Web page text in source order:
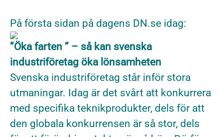
På första sidan på dagens DN.se idag:
”Öka farten ” – så kan svenska
industriföretag öka lönsamheten
Svenska industriföretag står inför stora
utmaningar. Idag är det svårt att konkurrera
med specifika teknikprodukter, dels för att
den globala konkurrensen är så stor, dels